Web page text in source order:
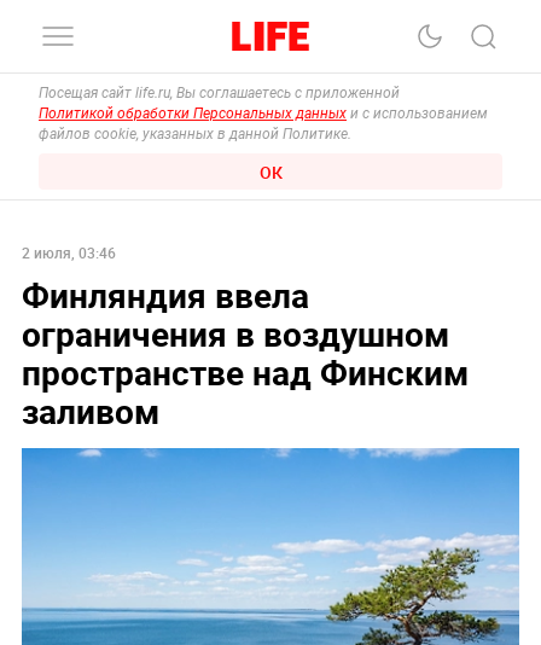
Посещая сайт life.ru, Вы соглашаетесь с приложенной
Политикой обработки Персональных данных и с использованием
файлов cookie, указанных в данной Политике.
ОК
2 июля, 03:46
Финляндия ввела
ограничения в воздушном
пространстве над Финским
заливом